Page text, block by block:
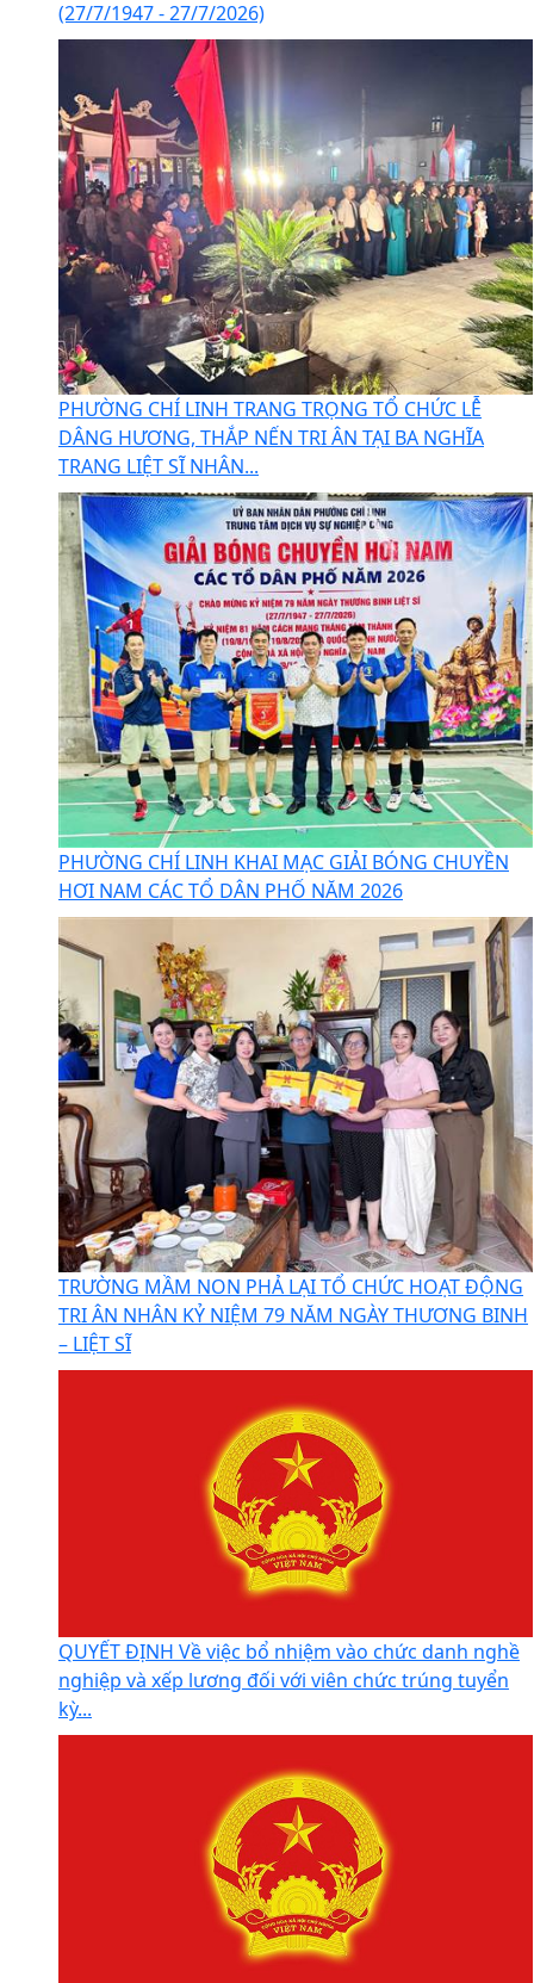
(27/7/1947 - 27/7/2026)
PHƯỜNG CHÍ LINH TRANG TRỌNG TỔ CHỨC LỄ
DÂNG HƯƠNG, THẮP NẾN TRI ÂN TẠI BA NGHĨA
TRANG LIỆT SĨ NHÂN...
PHƯỜNG CHÍ LINH KHAI MẠC GIẢI BÓNG CHUYỀN
HƠI NAM CÁC TỔ DÂN PHỐ NĂM 2026
TRƯỜNG MẦM NON PHẢ LẠI TỔ CHỨC HOẠT ĐỘNG
TRI ÂN NHÂN KỶ NIỆM 79 NĂM NGÀY THƯƠNG BINH
– LIỆT SĨ
QUYẾT ĐỊNH Về việc bổ nhiệm vào chức danh nghề
nghiệp và xếp lương đối với viên chức trúng tuyển
kỳ...